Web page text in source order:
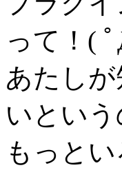
って！(
あたし
いという
もっと